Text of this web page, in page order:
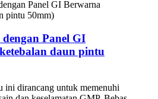
Panel GI
daun pintu
ini dirancang untuk memenuhi